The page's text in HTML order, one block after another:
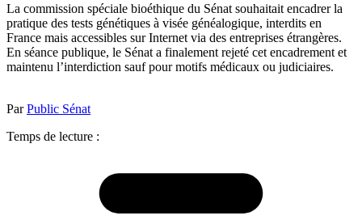
La commission spéciale bioéthique du Sénat souhaitait encadrer la
pratique des tests génétiques à visée généalogique, interdits en
France mais accessibles sur Internet via des entreprises étrangères.
En séance publique, le Sénat a finalement rejeté cet encadrement et
maintenu l’interdiction sauf pour motifs médicaux ou judiciaires.
ParPublic Sénat
Temps de lecture :